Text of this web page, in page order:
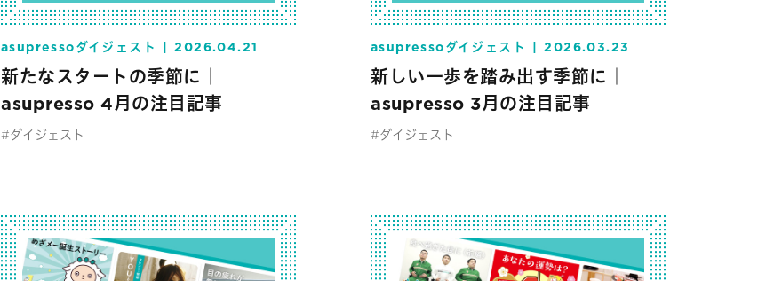
asupressoダイジェスト 2026.04.21
新たなスタートの季節に｜
asupresso 4月の注目記事
#ダイジェスト
asupressoダイジェスト 2026.03.23
新しい一歩を踏み出す季節に｜
asupresso 3月の注目記事
#ダイジェスト